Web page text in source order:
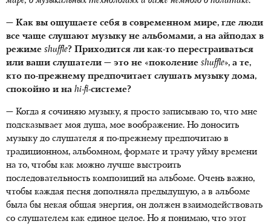
— Как вы ощущаете себя в современном мире, где люди
все чаще слушают музыку не альбомами, а на айподах в
режиме shuffle? Приходится ли как-то перестраиваться
или ваши слушатели — это не «поколение shuffle», а те,
кто по-прежнему предпочитает слушать музыку дома,
спокойно и на hi-fi-системе?
— Когда я сочиняю музыку, я просто записываю то, что мне
подсказывает моя душа, мое воображение. Но доносить
музыку до слушателя я по-прежнему предпочитаю в
традиционном, альбомном, формате и трачу уйму времени
на то, чтобы как можно лучше выстроить
последовательность композиций на альбоме. Очень важно,
чтобы каждая песня дополняла предыдущую, а в альбоме
была бы некая общая энергия, он должен взаимодействовать
со слушателем как единое целое. Но я понимаю, что этот